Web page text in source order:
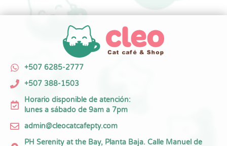
+507 6285-2777
+507 388-1503
Horario disponible de atención:
lunes a sábado de 9am a 7pm
admin@cleocatcafepty.com
PH Serenity at the Bay, Planta Baja. Calle Manuel de